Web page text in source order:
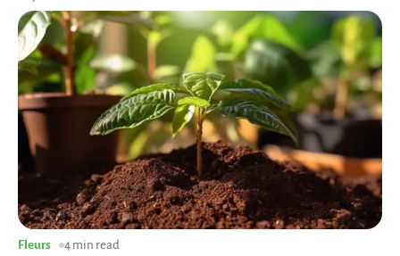
Fleurs 4 min read